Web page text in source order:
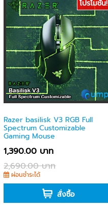
โปรโมชั่น!
Razer basilisk V3 RGB Full
Spectrum Customizable
Gaming Mouse
1,390.00 บาท
2,690.00 บาท
ผ่อนชำระได้
สั่งซื้อ